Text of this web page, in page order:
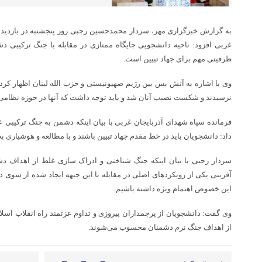
به گزارش خبرگزاری مهر، سردار محمدحسین رجبی روز پنجشنبه در بازدید
غربی افزود: ناحیه دانشجویی جایگاه ممتازی در مقابله با جنگ ترکیبی
ظرفیتی مهم برای جهاد تبیین است.
وی با اشاره به آتش بس بین رژیم صهیونیستی و حزب الله لبنان اظهار
نرسیدند و شکست نصیب آنان شد و باید توجه داشت که آنها در حوزه
فرمانده سپاه شهدای آذربایجان غربی با بیان اینکه دشمن به جنگ
داد: دانشجویان باید در خط مقدم جهاد تبیین باشند و با مطالعه و هوشیاری
سردار رجبی با بیان اینکه جنگ شناختی و ادراک سازی غلط از اهداف
آفرینی یکی از رویکردهای اصلی در مقابله با این جبهه ایجاد شده از
این خصوص اهتمام ویژه داشته باشیم.
وی گفت: دانشجویان از پرچمداران پیروزی و تداوم عزتمند راه انقلاب
از اهداف جنگ نرم دشمنان محسوب می‌شوند.